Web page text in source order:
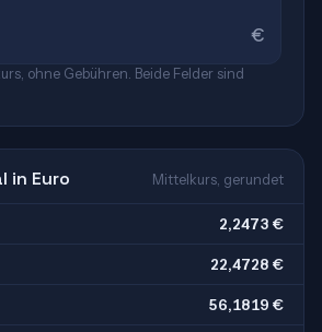
€
ohne Gebühren. Beide Felder sind
in Euro Mittelkurs, gerundet
2,2473 €
22,4728 €
56,1819 €